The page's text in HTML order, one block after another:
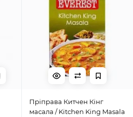
Пріправа Китчен Кінг
масала / Kitchen King Masala